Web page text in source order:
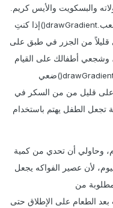
والبسكويت والأيس كريم.
drawGradient() إذا كنتِ
من الجزر في طبق على
وشجعي أطفالك على القيام
ضعي
على قليل من من السكر في
تجعل الطفل يهتم باستخدام
وحاولي أن تحدي من كمية
لأن عصير الفواكه يجعل
من
الطعام على الإطلاق حتى